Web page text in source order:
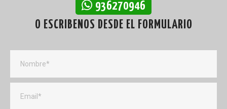
936270946
O ESCRIBENOS DESDE EL FORMULARIO